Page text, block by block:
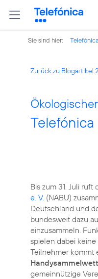
Sie sind hier:
Zurück zu Blogartikel
Bis zum 31. Juli ruft
e. V. (NABU)
Deutschland und
bundesweit dazu
einzusammeln.
spielen dabei
Teilnehmer kommt
gemeinnützige